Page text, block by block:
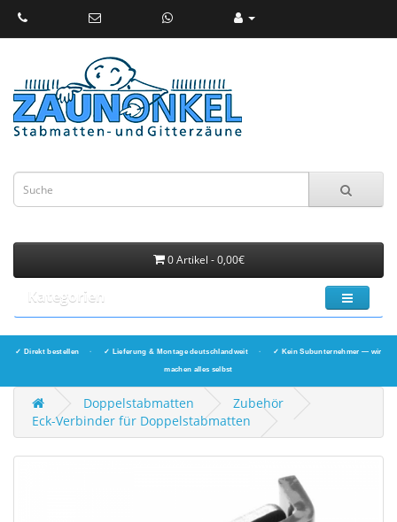
0 Artikel - 0,00€
Kategorien
✓ Direkt bestellen · ✓ Lieferung & Montage deutschlandweit · ✓ Kein Subunternehmer — wir
machen alles selbst
Doppelstabmatten
Zubehör
Eck-Verbinder für Doppelstabmatten